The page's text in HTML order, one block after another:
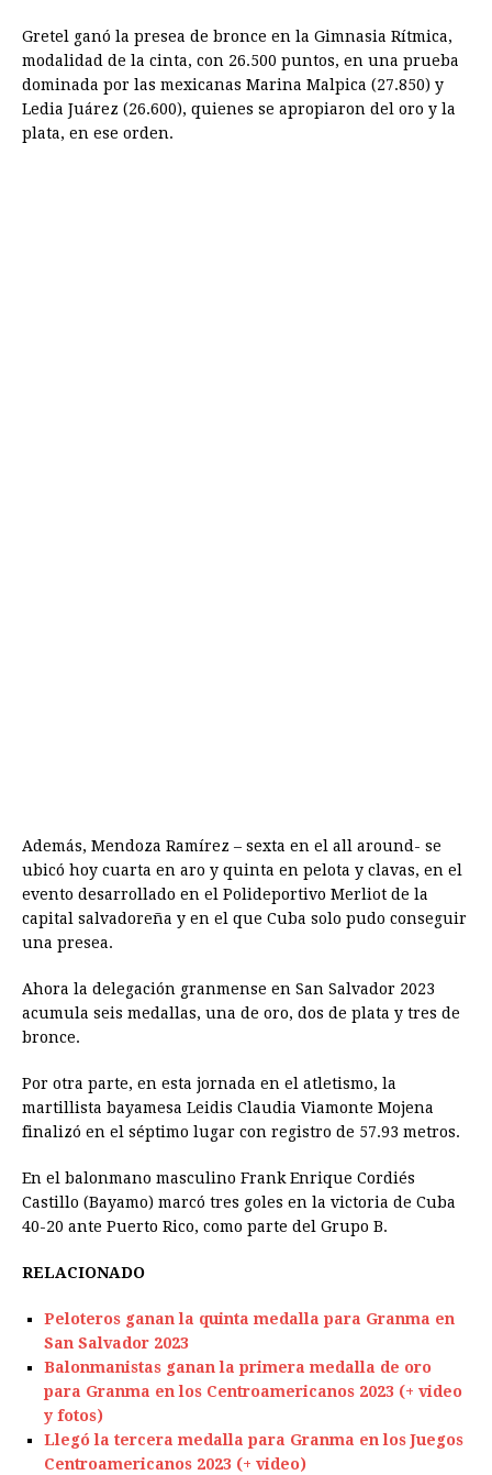
Gretel ganó la presea de bronce en la Gimnasia Rítmica,
modalidad de la cinta, con 26.500 puntos, en una prueba
dominada por las mexicanas Marina Malpica (27.850) y
Ledia Juárez (26.600), quienes se apropiaron del oro y la
plata, en ese orden.
Además, Mendoza Ramírez – sexta en el all around- se
ubicó hoy cuarta en aro y quinta en pelota y clavas, en el
evento desarrollado en el Polideportivo Merliot de la
capital salvadoreña y en el que Cuba solo pudo conseguir
una presea.
Ahora la delegación granmense en San Salvador 2023
acumula seis medallas, una de oro, dos de plata y tres de
bronce.
Por otra parte, en esta jornada en el atletismo, la
martillista bayamesa Leidis Claudia Viamonte Mojena
finalizó en el séptimo lugar con registro de 57.93 metros.
En el balonmano masculino Frank Enrique Cordiés
Castillo (Bayamo) marcó tres goles en la victoria de Cuba
40-20 ante Puerto Rico, como parte del Grupo B.
RELACIONADO
Peloteros ganan la quinta medalla para Granma en
San Salvador 2023
Balonmanistas ganan la primera medalla de oro
para Granma en los Centroamericanos 2023 (+ video
y fotos)
Llegó la tercera medalla para Granma en los Juegos
Centroamericanos 2023 (+ video)